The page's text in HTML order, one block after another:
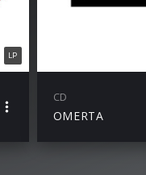
LP
CD
OMERTA